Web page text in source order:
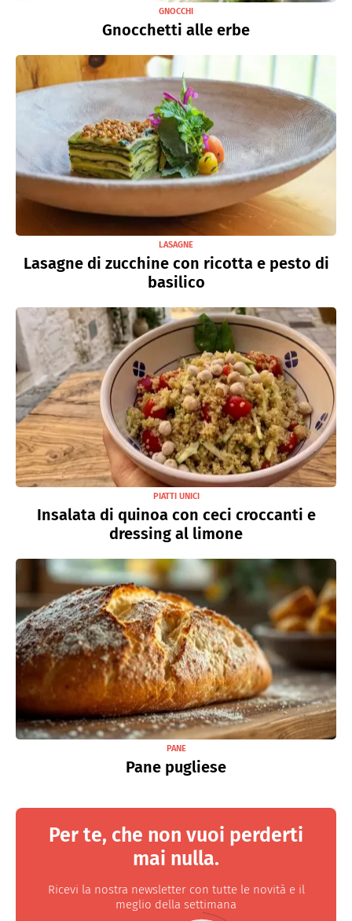
GNOCCHI
Gnocchetti alle erbe
LASAGNE
Lasagne di zucchine con ricotta e pesto di
basilico
PIATTI UNICI
Insalata di quinoa con ceci croccanti e
dressing al limone
PANE
Pane pugliese
Per te, che non vuoi perderti
mai nulla.
Ricevi la nostra newsletter con tutte le novità e il
meglio della settimana